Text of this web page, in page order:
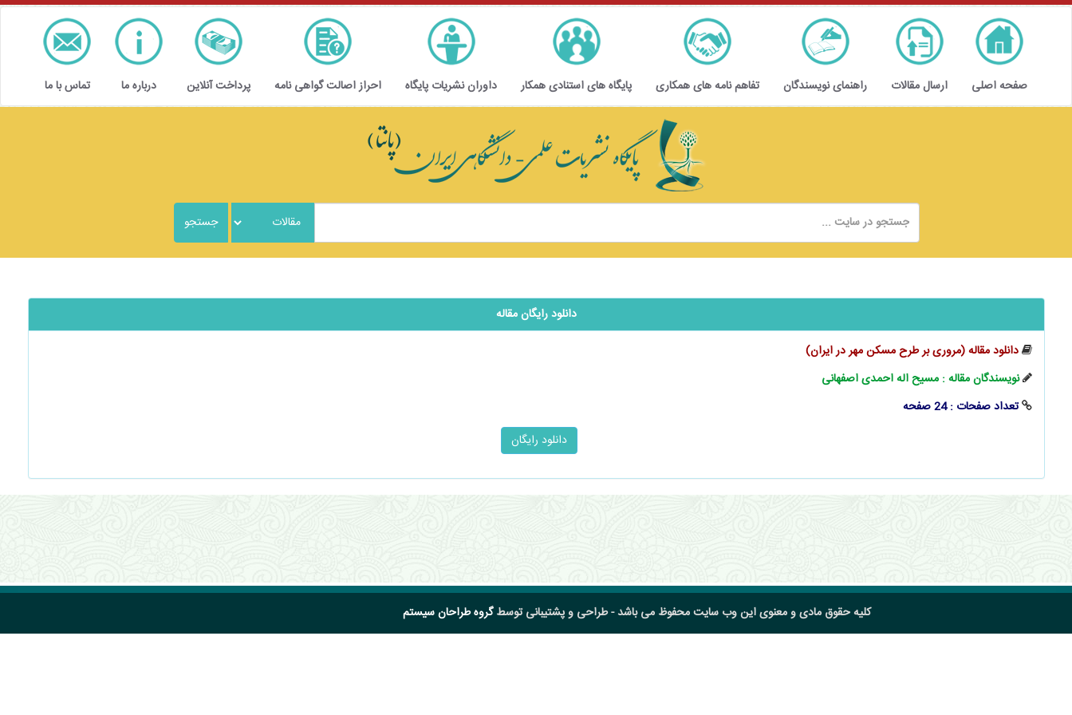
صفحه اصلی ارسال مقالات راهنمای نویسندگان تفاهم نامه های همکاری پایگاه های استنادی همکار داوران نشریات پایگاه احراز اصالت گواهی نامه پرداخت آنلاین درباره ما تماس با ما
دانلود رایگان مقاله
دانلود مقاله (مروری بر طرح مسکن مهر در ایران)
نویسندگان مقاله : مسیح اله احمدی اصفهانی
تعداد صفحات : 24 صفحه
کلیه حقوق مادی و معنوی این وب سایت محفوظ می باشد - طراحی و پشتیبانی توسطگروه طراحان سیستم